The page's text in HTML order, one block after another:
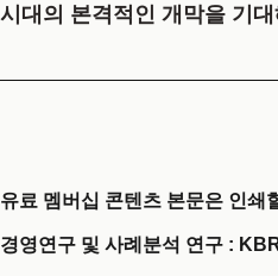
시대의 본격적인 개막을 기
유료 멤버십 콘텐츠 본문은 인쇄
경영연구 및 사례분석 연구 :